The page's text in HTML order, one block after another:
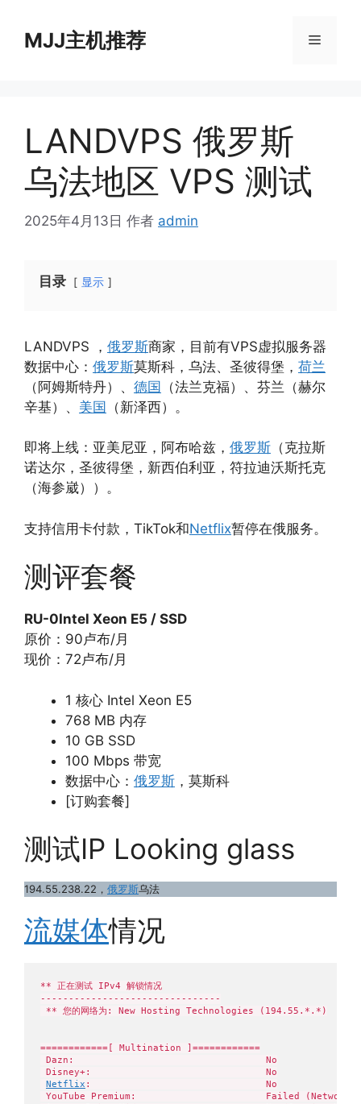
MJJ主机推荐 菜
LANDVPS 俄罗斯
乌法地区 VPS 测试
2025年4月13日 作者 admin
目录 显示
LANDVPS ， 俄罗斯商家，目前有VPS虚拟服务器
数据中心： 俄罗斯莫斯科，乌法、圣彼得堡， 荷兰
（阿姆斯特丹）、 德国 （法兰克福）、芬兰（赫尔
辛基）、 美国 （新泽西）。
即将上线：亚美尼亚，阿布哈兹， 俄罗斯 （克拉斯
诺达尔，圣彼得堡，新西伯利亚，符拉迪沃斯托克
（海参崴））。
支持信用卡付款，TikTok和Netflix暂停在俄服务。
测评套餐
RU-0Intel Xeon E5 / SSD
原价：90卢布/月
现价：72卢布/月
1 核心 Intel Xeon E5
768 MB 内存
10 GB SSD
100 Mbps 带宽
数据中心： 俄罗斯 ，莫斯科
[订购套餐]
测试IP Looking glass
194.55.238.22， 俄罗斯乌法
流媒体情况
** 正在测试 IPv4 解锁情况
--------------------------------
** 您的网络为: New Hosting Technologies (194.55.*.*)
============[ Multination ]============
Dazn:                                  No
Disney+:                               No
Netflix :                               No
YouTube Premium:                       Failed (Network